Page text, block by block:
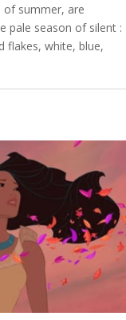
of summer, are
pale season of silent :
flakes, white, blue,